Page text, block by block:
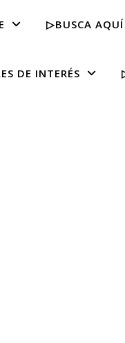
▷BUSCA AQUÍ
DE INTERÉS